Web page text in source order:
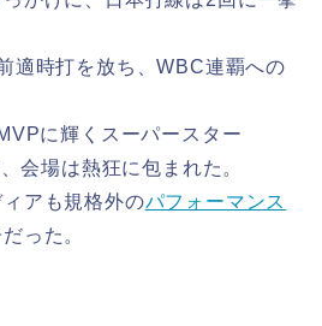
適時打を放ち、WBC連覇への
に輝くスーパースター
会場は熱狂に包まれた。
アも規格外のパフォーマンス
った。